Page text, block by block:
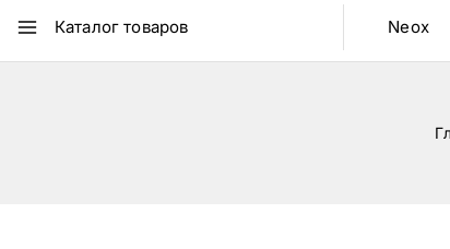
Каталог товаров Neox